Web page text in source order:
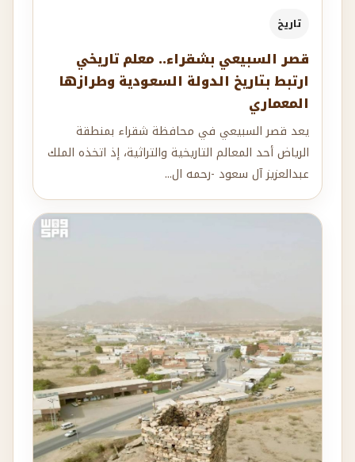
تاريخ
قصر السبيعي بشقراء.. معلم تاريخي
ارتبط بتاريخ الدولة السعودية وطرازها
المعماري
يعد قصر السبيعي في محافظة شقراء بمنطقة
الرياض أحد المعالم التاريخية والتراثية، إذ اتخذه الملك
عبدالعزيز آل سعود -رحمه ال...